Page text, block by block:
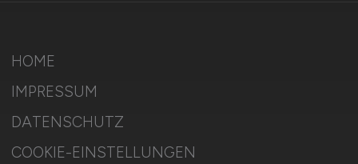
HOME
IMPRESSUM
DATENSCHUTZ
COOKIE-EINSTELLUNGEN